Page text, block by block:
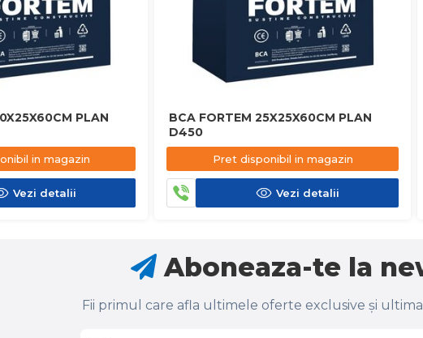
PLAN
in magazin
Vezi detalii
BCA FORTEM 25X25X60CM PLAN
D450
Pret disponibil in magazin
Vezi detalii
Aboneaza-te la
Fii primul care afla ultimele oferte exclusive și